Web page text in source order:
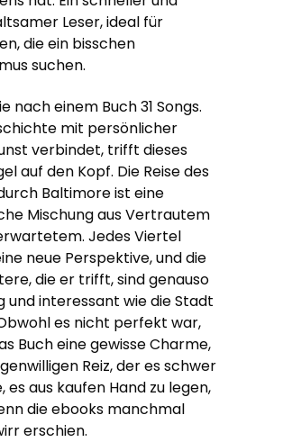
Leser, ideal für
die ein bisschen
suchen.
nach einem Buch 31 Songs.
mit persönlicher
verbindet, trifft dieses
auf den Kopf. Die Reise des
Baltimore ist eine
Mischung aus Vertrautem
Jedes Viertel
neue Perspektive, und die
die er trifft, sind genauso
und interessant wie die Stadt
es nicht perfekt war,
Buch eine gewisse Charme,
Reiz, der es schwer
es aus kaufen Hand zu legen,
die ebooks manchmal
erschien.